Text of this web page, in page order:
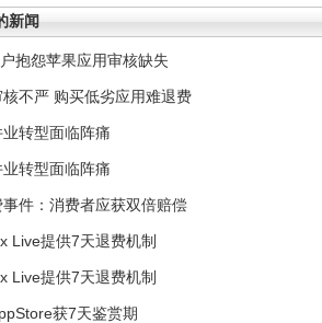
新闻
抱怨苹果应用审核缺失
不严 购买低劣应用难退费
转型面临阵痛
转型面临阵痛
件：消费者应获双倍赔偿
Live提供7天退费机制
Live提供7天退费机制
获7天鉴赏期